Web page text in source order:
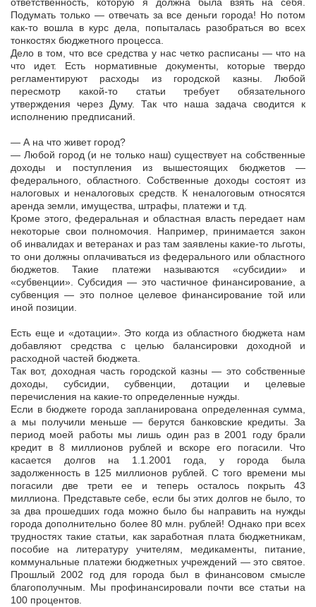
ответственность, которую я должна была взять на себя.
Подумать только — отвечать за все деньги города! Но потом
как-то вошла в курс дела, попыталась разобраться во всех
тонкостях бюджетного процесса.
Дело в том, что все средства у нас четко расписаны — что на
что идет. Есть нормативные документы, которые твердо
регламентируют расходы из городской казны. Любой
пересмотр какой-то статьи требует обязательного
утверждения через Думу. Так что наша задача сводится к
исполнению предписаний.
— А на что живет город?
— Любой город (и не только наш) существует на собственные
доходы и поступления из вышестоящих бюджетов —
федерального, областного. Собственные доходы состоят из
налоговых и неналоговых средств. К неналоговым относятся
аренда земли, имущества, штрафы, платежи и т.д.
Кроме этого, федеральная и областная власть передает нам
некоторые свои полномочия. Например, принимается закон
об инвалидах и ветеранах и раз там заявлены какие-то льготы,
то они должны оплачиваться из федерального или областного
бюджетов. Такие платежи называются «субсидии» и
«субвенции». Субсидия — это частичное финансирование, а
субвенция — это полное целевое финансирование той или
иной позиции.
Есть еще и «дотации». Это когда из областного бюджета нам
добавляют средства с целью балансировки доходной и
расходной частей бюджета.
Так вот, доходная часть городской казны — это собственные
доходы, субсидии, субвенции, дотации и целевые
перечисления на какие-то определенные нужды.
Если в бюджете города запланирована определенная сумма,
а мы получили меньше — берутся банковские кредиты. За
период моей работы мы лишь один раз в 2001 году брали
кредит в 8 миллионов рублей и вскоре его погасили. Что
касается долгов на 1.1.2001 года, у города была
задолженность в 125 миллионов рублей. С того времени мы
погасили две трети ее и теперь осталось покрыть 43
миллиона. Представьте себе, если бы этих долгов не было, то
за два прошедших года можно было бы направить на нужды
города дополнительно более 80 млн. рублей! Однако при всех
трудностях такие статьи, как заработная плата бюджетникам,
пособие на литературу учителям, медикаменты, питание,
коммунальные платежи бюджетных учреждений — это святое.
Прошлый 2002 год для города был в финансовом смысле
благополучным. Мы профинансировали почти все статьи на
100 процентов.